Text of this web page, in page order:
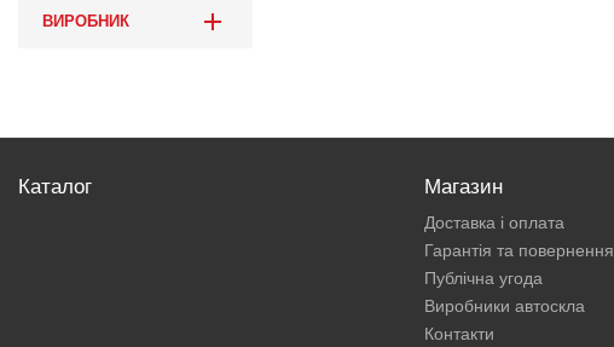
ВИРОБНИК
Каталог Магазин
Доставка і оплата
Гарантія та повернення
Публічна угода
Виробники автоскла
Контакти